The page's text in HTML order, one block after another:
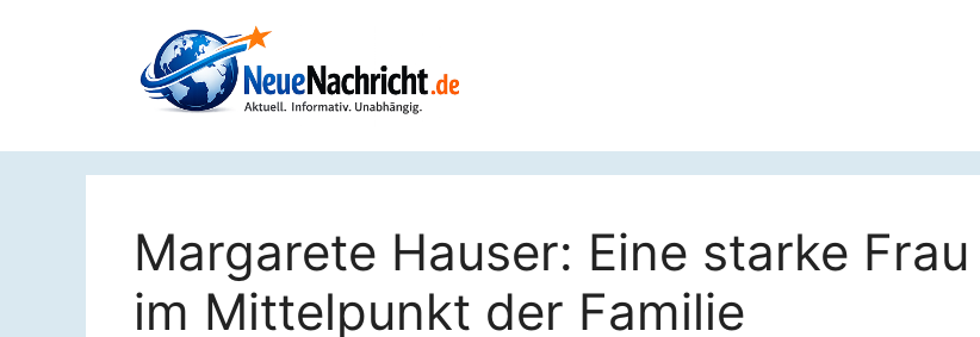
Margarete Hauser: Eine starke Frau
im Mittelpunkt der Familie